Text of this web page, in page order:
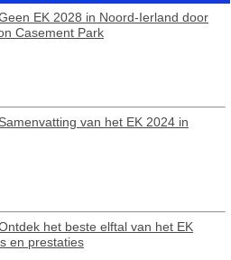
EK 2028 in Noord-Ierland door
Casement Park
Samenvatting van het EK 2024 in
het beste elftal van het EK
en prestaties